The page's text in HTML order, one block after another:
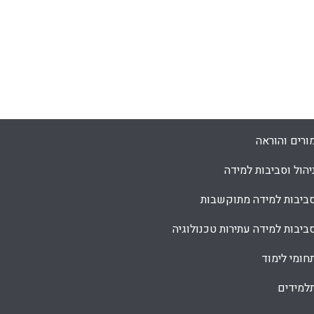
והוראה
וסביבות למידה
למידה מתוקשבות
למידה עתירות טכנולוגיה
לימוד